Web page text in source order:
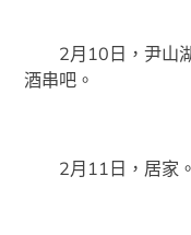
2月10日，尹山湖
酒串吧。
2月11日，居家。